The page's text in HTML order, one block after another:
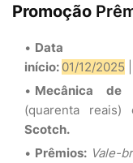
Promoção
Data
início: 01/12/2025
Mecânica de
(quarenta
Scotch.
Prêmios: Vale-